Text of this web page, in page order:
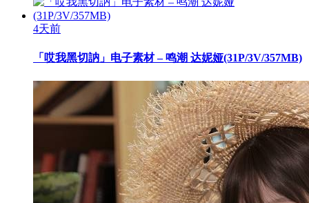
4天前
「哎我黑切訥」电子素材 – 鸣潮 达妮娅(31P/3V/357MB)